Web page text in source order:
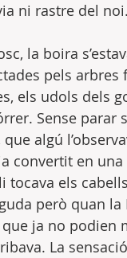
ni rastre del
la boira
pels
els udols dels
Sense parar
algú
convertit en
tocava els
però quan la
que ja no
La